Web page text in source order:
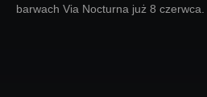
barwach Via Nocturna już 8 czerwca.